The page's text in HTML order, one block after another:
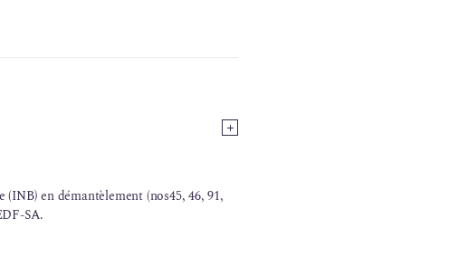
(INB) endémantèlement(nos45, 46, 91,
SA.